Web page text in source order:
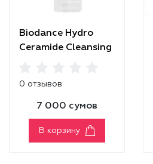
Biodance Hydro
Ceramide Cleansing
0 отзывов
7 000 сумов
В корзину